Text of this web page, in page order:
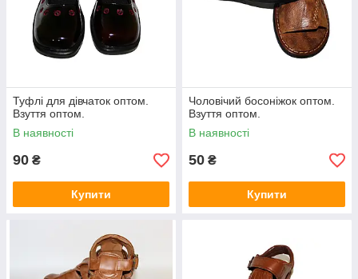
Туфлі для дівчаток оптом.
Взуття оптом.
В наявності
90 ₴
Купити
Чоловічий босоніжок оптом.
Взуття оптом.
В наявності
50 ₴
Купити